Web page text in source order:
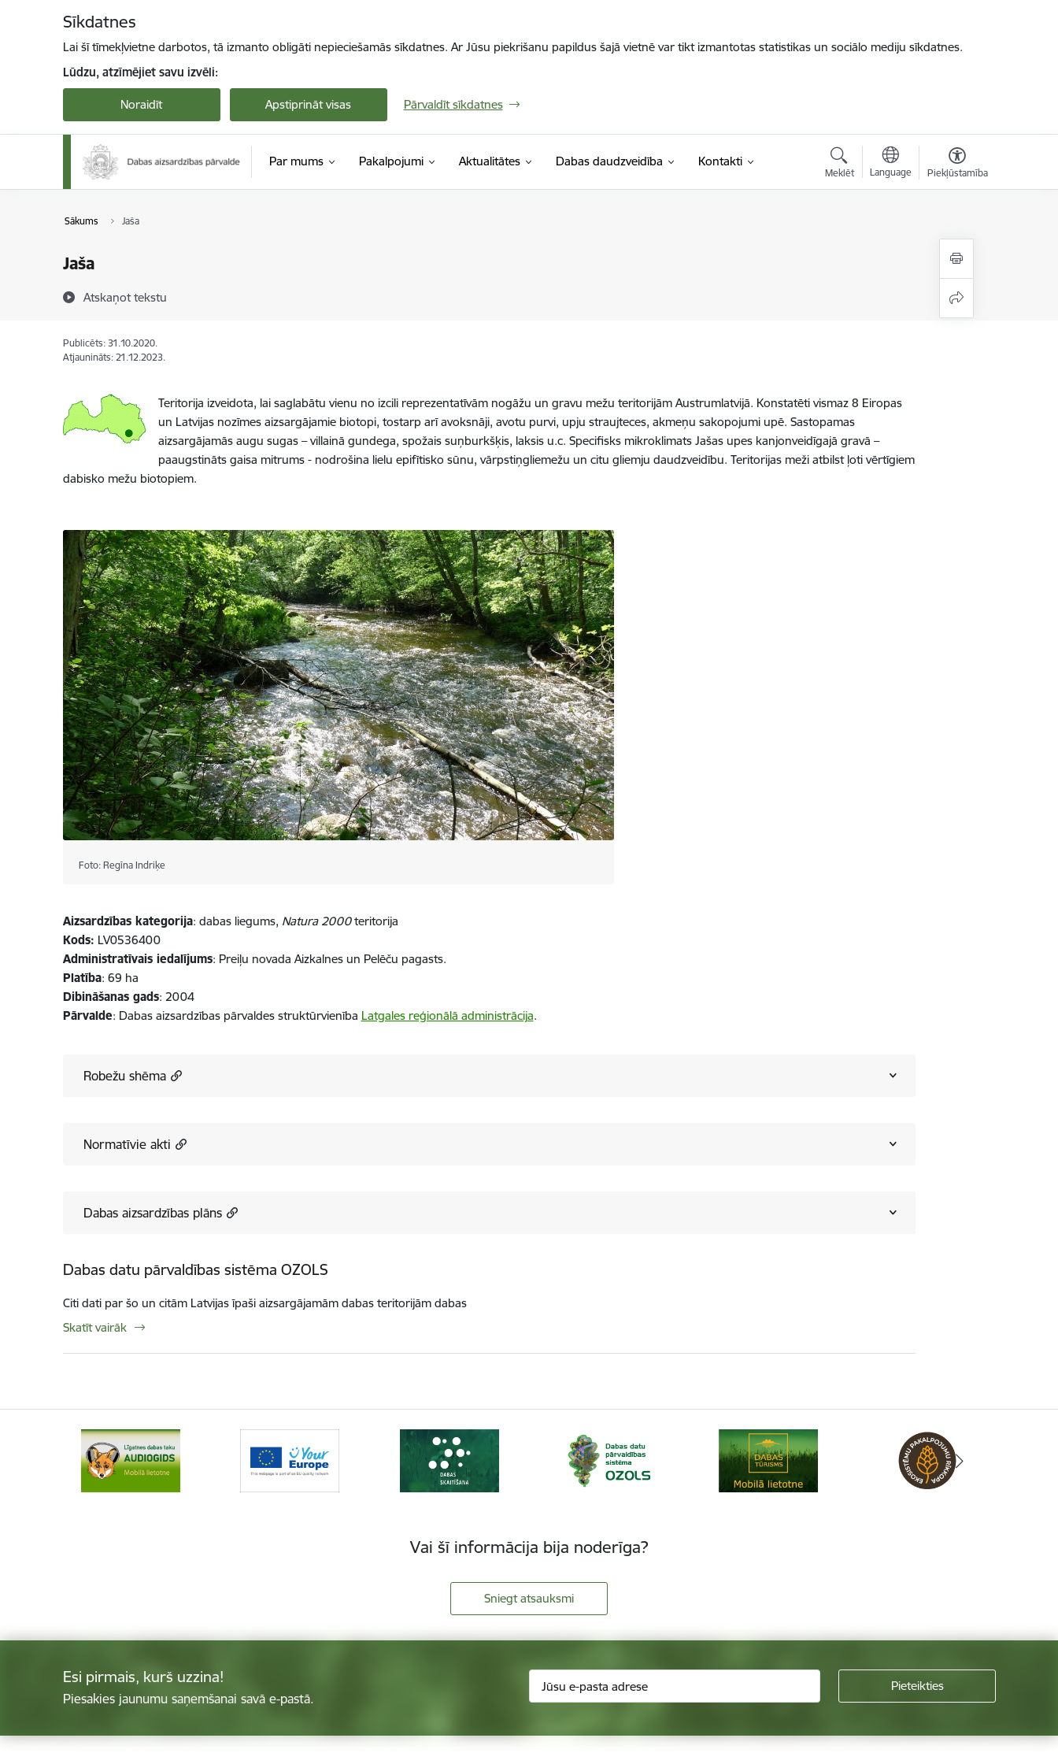
Sīkdatnes
Lai šī tīmekļvietne darbotos, tā izmanto obligāti nepieciešamās sīkdatnes. Ar Jūsu piekrišanu papildus šajā vietnē var tikt izmantotas statistikas un sociālo mediju sīkdatnes.
Lūdzu, atzīmējiet savu izvēli:
Noraidīt Apstiprināt visas Pārvaldīt sīkdatnes
Par mums Pakalpojumi Aktualitātes Dabas daudzveidība Kontakti
Meklēt Language Piekļūstamība
Sākums Jaša
Jaša
Atskaņot tekstu
Publicēts: 31.10.2020.
Atjaunināts: 21.12.2023.
Teritorija izveidota, lai saglabātu vienu no izcili reprezentatīvām nogāžu un gravu mežu teritorijām Austrumlatvijā. Konstatēti vismaz 8 Eiropas
un Latvijas nozīmes aizsargājamie biotopi, tostarp arī avoksnāji, avotu purvi, upju straujteces, akmeņu sakopojumi upē. Sastopamas
aizsargājamās augu sugas – villainā gundega, spožais suņburkšķis, laksis u.c. Specifisks mikroklimats Jašas upes kanjonveidīgajā gravā –
paaugstināts gaisa mitrums - nodrošina lielu epifītisko sūnu, vārpstiņgliemežu un citu gliemju daudzveidību. Teritorijas meži atbilst ļoti vērtīgiem
dabisko mežu biotopiem.
Foto: Regīna Indriķe
Aizsardzības kategorija: dabas liegums, Natura 2000teritorija
Kods: LV0536400
Administratīvais iedalījums: Preiļu novada Aizkalnes un Pelēču pagasts.
Platība: 69 ha
Dibināšanas gads: 2004
Pārvalde: Dabas aizsardzības pārvaldes struktūrvienība Latgales reģionālā administrācija.
Robežu shēma
Normatīvie akti
Dabas aizsardzības plāns
Dabas datu pārvaldības sistēma OZOLS
Citi dati par šo un citām Latvijas īpaši aizsargājamām dabas teritorijām dabas
Skatīt vairāk
Vai šī informācija bija noderīga?
Sniegt atsauksmi
Esi pirmais, kurš uzzina!
Piesakies jaunumu saņemšanai savā e-pastā.